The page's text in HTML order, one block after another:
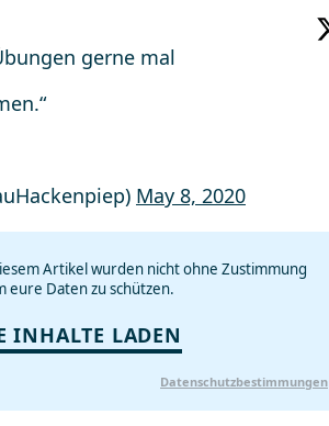
gerne mal
May 8, 2020
Artikel wurden nicht ohne Zustimmung
eure Daten zu schützen.
INHALTE LADEN
Datenschutzbestimmungen